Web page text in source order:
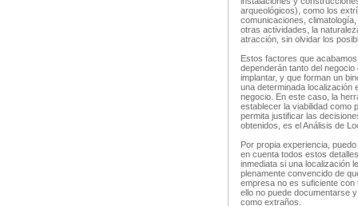
arqueológicos), como los
comunicaciones,
otras actividades, la
atracción, sin olvidar los
Estos factores que
dependerán tanto del
implantar, y que forman un
una determinada localización
negocio. En este caso, la
establecer la viabilidad como
permita justificar las
obtenidos, es el Análisis de
Por propia experiencia,
en cuenta todos estos
inmediata si una localización
plenamente convencido de
empresa no es suficiente
ello no puede documentarse
como extraños.